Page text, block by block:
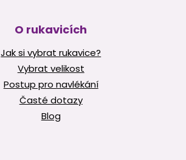
O rukavicích
Jak si vybrat rukavice?
Vybrat velikost
Postup pro navlékání
Časté dotazy
Blog